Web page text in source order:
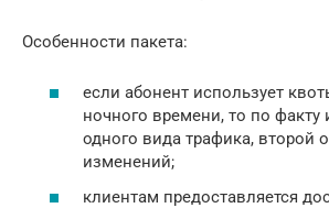
Особенности пакета:
если абонент использует
ночного времени, то по факту
одного вида трафика, второй
изменений;
клиентам предоставляется